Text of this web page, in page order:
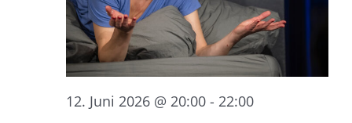
12. Juni 2026 @ 20:00 - 22:00